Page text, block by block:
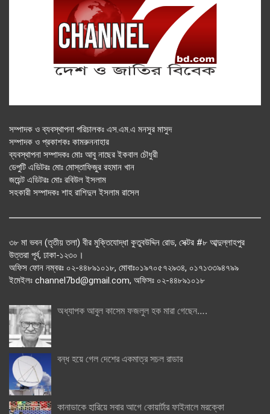
সম্পাদক ও ব্যবস্থাপনা পরিচালকঃ এস.এম.এ মনসুর মাসুদ
সম্পাদক ও প্রকাশকঃ কামরুননাহার
ব্যবস্থাপনা সম্পাদকঃ মোঃ আবু নাছের ইকবাল চৌধুরী
ডেপুটি এডিটরঃ মোঃ মোস্তাফিজুর রহমান খান
জয়েন্ট এডিটরঃ মোঃ রবিউল ইসলাম
সহকারী সম্পাদকঃ শাহ রাশিদুল ইসলাম রাসেল
৩৮ মা ভবন (তৃতীয় তলা) বীর মুক্তিযোদ্ধা কুতুবউদ্দিন রোড, সেক্টর #৮ আব্দুল্লাহপুর
উত্তরা পূর্ব, ঢাকা-১২৩০।
অফিস ফোন নম্বরঃ ০২-৪৪৮৯১০১৮, মোবাঃ০১৯৭০৫৭২৯৩৪, ০১৭১৩৩৯৪৭৯৯
ইমেইলঃ channel7bd@gmail.com, অফিসঃ ০২-৪৪৮৯১০১৮
অধ্যাপক আবুল কাসেম ফজলুল হক মারা গেছেন….
বন্ধ হয়ে গেল দেশের একমাত্র সচল রাডার
কানাডাকে হারিয়ে সবার আগে কোয়ার্টার ফাইনালে মরক্কো